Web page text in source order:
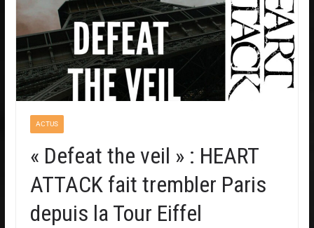
ACTUS
« Defeat the veil » : HEART
ATTACK fait trembler Paris
depuis la Tour Eiffel